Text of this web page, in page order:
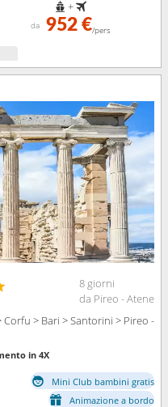
+
da 952 €/pers
8 giorni
da Pireo - Atene
> Bari > Santorini > Pireo -
in 4X
Mini Club bambini gratis
Animazione a bordo